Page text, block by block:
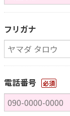
フリガナ
電話番号 必須